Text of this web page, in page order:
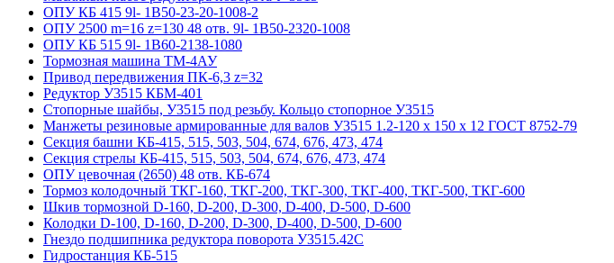
ОПУ КБ 415 9l- 1B50-23-20-1008-2
ОПУ 2500 m=16 z=130 48 отв. 9l- 1B50-2320-1008
ОПУ КБ 515 9l- 1B60-2138-1080
Тормозная машина ТМ-4АУ
Привод передвижения ПК-6,3 z=32
Редуктор У3515 КБМ-401
Стопорные шайбы, У3515 под резьбу. Кольцо стопорное У3515
Манжеты резиновые армированные для валов У3515 1.2-120 x 150 x 12 ГОСТ 8752-79
Секция башни КБ-415, 515, 503, 504, 674, 676, 473, 474
Секция стрелы КБ-415, 515, 503, 504, 674, 676, 473, 474
ОПУ цевочная (2650) 48 отв. КБ-674
Тормоз колодочный ТКГ-160, ТКГ-200, ТКГ-300, ТКГ-400, ТКГ-500, ТКГ-600
Шкив тормозной D-160, D-200, D-300, D-400, D-500, D-600
Колодки D-100, D-160, D-200, D-300, D-400, D-500, D-600
Гнездо подшипника редуктора поворота У3515.42С
Гидростанция КБ-515